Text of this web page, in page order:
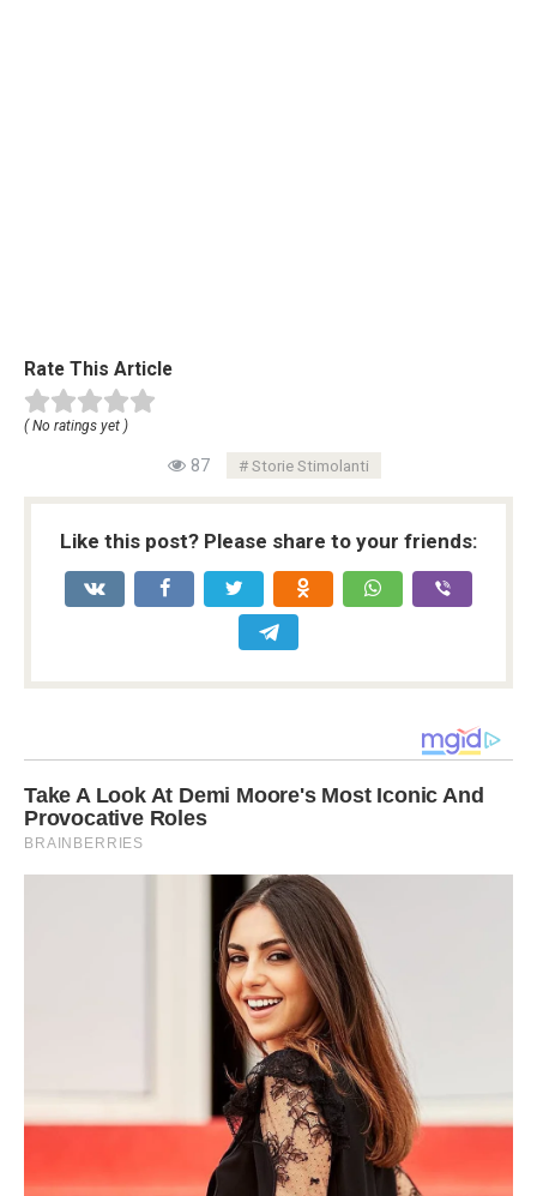
Rate This Article
( No ratings yet )
87 Storie Stimolanti
Like this post? Please share to your friends: